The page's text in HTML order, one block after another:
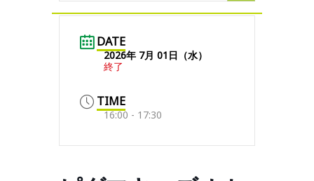
DATE
2026年 7月 01日（水）
終了
TIME
16:00 - 17:30